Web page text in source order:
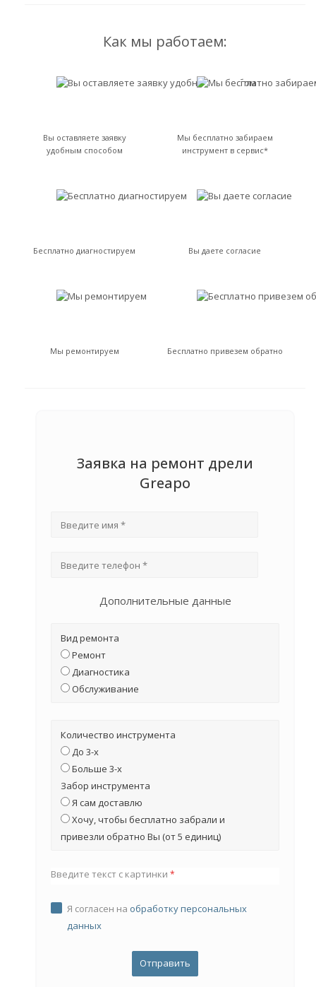
Как мы работаем:
Вы оставляете заявку
удобным способом
Мы бесплатно забираем
инструмент в сервис*
Бесплатно диагностируем Вы даете согласие
Мы ремонтируем Бесплатно привезем обратно
Заявка на ремонт дрели
Greapo
Дополнительные данные
Вид ремонта
Ремонт
Диагностика
Обслуживание
Количество инструмента
До 3-х
Больше 3-х
Забор инструмента
Я сам доставлю
Хочу, чтобы бесплатно забрали и
привезли обратно Вы (от 5 единиц)
Введите текст с картинки *
Я согласен на обработку персональных
данных